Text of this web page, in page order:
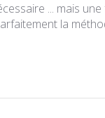
... mais une
la